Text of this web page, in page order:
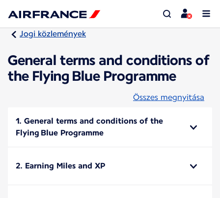
Jogi közlemények
General terms and conditions of
the Flying Blue Programme
Összes megnyitása
1. General terms and conditions of the
Flying Blue Programme
2. Earning Miles and XP